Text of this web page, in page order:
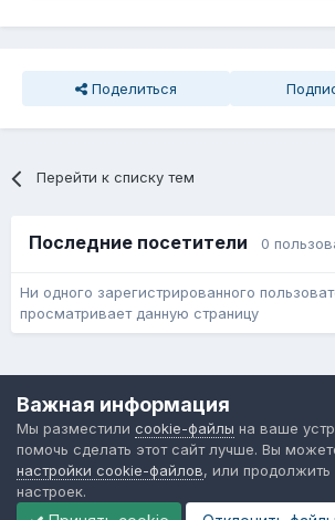
Поделиться
Перейти к списку тем
Последние посетители 0
Ни одного зарегистрированного
просматривает данную страницу
Форум общественного
Powered by Invision
Важная информация
Мы разместили cookie-файлы на ваше
помочь сделать этот сайт лучше. Вы
настройки cookie-файлов, или продолжить
настроек.